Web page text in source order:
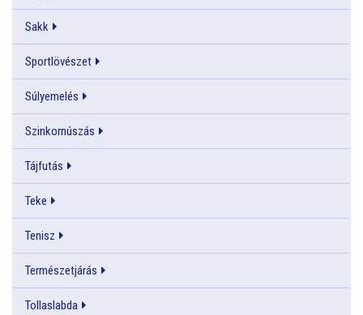
Sakk
Sportlövészet
Súlyemelés
Szinkornúszás
Tájfutás
Teke
Tenisz
Természetjárás
Tollaslabda